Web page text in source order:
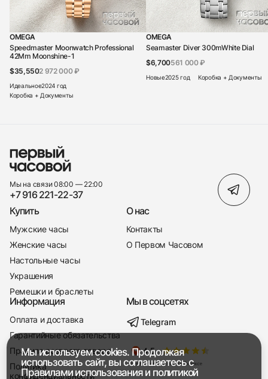
+7 916 221-22-37
Мы насвязи 08:00 — 19:00
OMEGA
Speedmaster Moonwatch Professional
42Mm Moonshine-1
$35,5502 972 000 ₽
Идеальное2024 год
Коробка + Документы
OMEGA
Seamaster Diver 300mWhite Dial
$6,700561 000 ₽
Новые2025 год Коробка + Документы
Мы на связи 08:00 — 22:00
+7 916 221-22-37
Купить
Мужские часы
Женские часы
Настольные часы
Украшения
Ремешки и браслеты
О нас
Контакты
О Первом Часовом
Информация
Оплата и доставка
Гарантийные обязательства
Правила возврата товара
Политика
конфиденциальности
Мы в соцсетях
Telegram
Мы используем cookies. Продолжая
использовать сайт, вы соглашаетесь с
Правилами использованияи политикой